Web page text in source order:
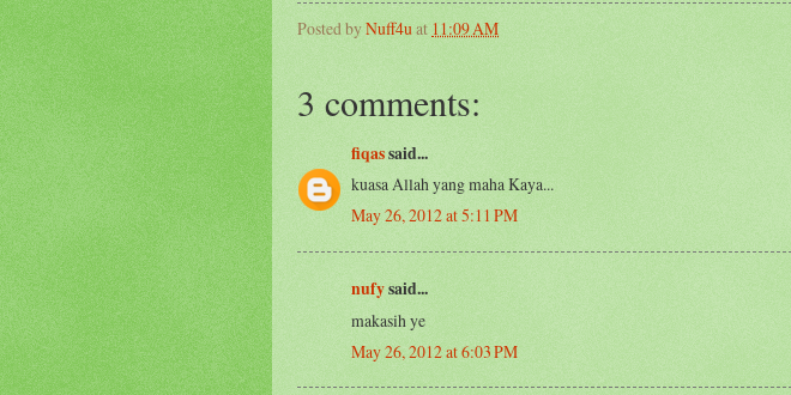
Posted byNuff4u at 11:09 AM
3 comments:
fiqassaid...
kuasa Allah yang maha Kaya...
May 26, 2012 at 5:11 PM
nufysaid...
makasih ye
May 26, 2012 at 6:03 PM